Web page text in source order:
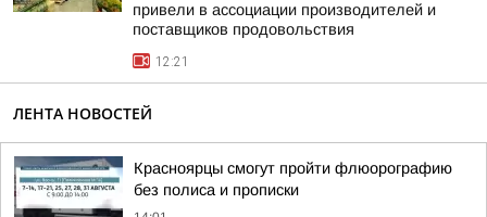
привели в ассоциации производителей и
поставщиков продовольствия
12:21
ЛЕНТА НОВОСТЕЙ
Красноярцы смогут пройти флюорографию
без полиса и прописки